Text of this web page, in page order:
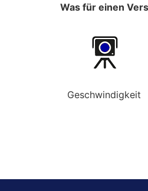
Was für einen
Geschwindigkeit